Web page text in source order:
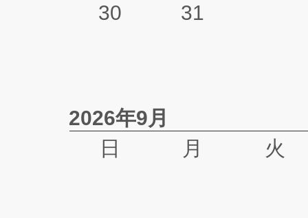
30 31
2026年9月
日
月 火